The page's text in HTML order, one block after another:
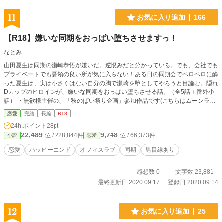
11 お気に入り追加 166
【R18】嫌いな同期をおっぱい堕ちさせますっ！
なとみ
山田夏生は同期の瀬崎恭悟が嫌いだ。逆恨みだと分かっている。でも、会社でも
プライベートでも要領の良い所が気に入らない！ある日の同期会でベロベロに酔
った夏生は、実は小さくはない自分の胸で瀬崎を堕としてやろうと目論む。隠れ
Dカップのヒロインが、嫌いな同期をおっぱい堕ちさせる話。（全5話＋番外小
話） ・無欲様主催の、「秋のぱい祭り企画」参加作品です(こちらはムーンライ
恋愛 完結 長編 R18
24h.ポイント 28pt
小説 22,489 位 / 228,844件 恋愛 9,748 位 / 66,373件
恋愛 ハッピーエンド オフィスラブ 同期 男目線あり
感想数 0
文字数 23,881
最終更新日 2020.09.17
登録日 2020.09.14
12 お気に入り追加 25